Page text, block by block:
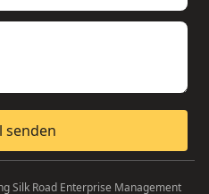
senden
Silk Road Enterprise Management